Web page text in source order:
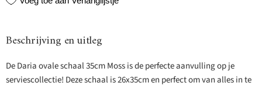
Beschrijving en uitleg
De Daria ovale schaal 35cm Moss is de perfecte aanvulling op je
serviescollectie! Deze schaal is 26x35cm en perfect om van alles in te